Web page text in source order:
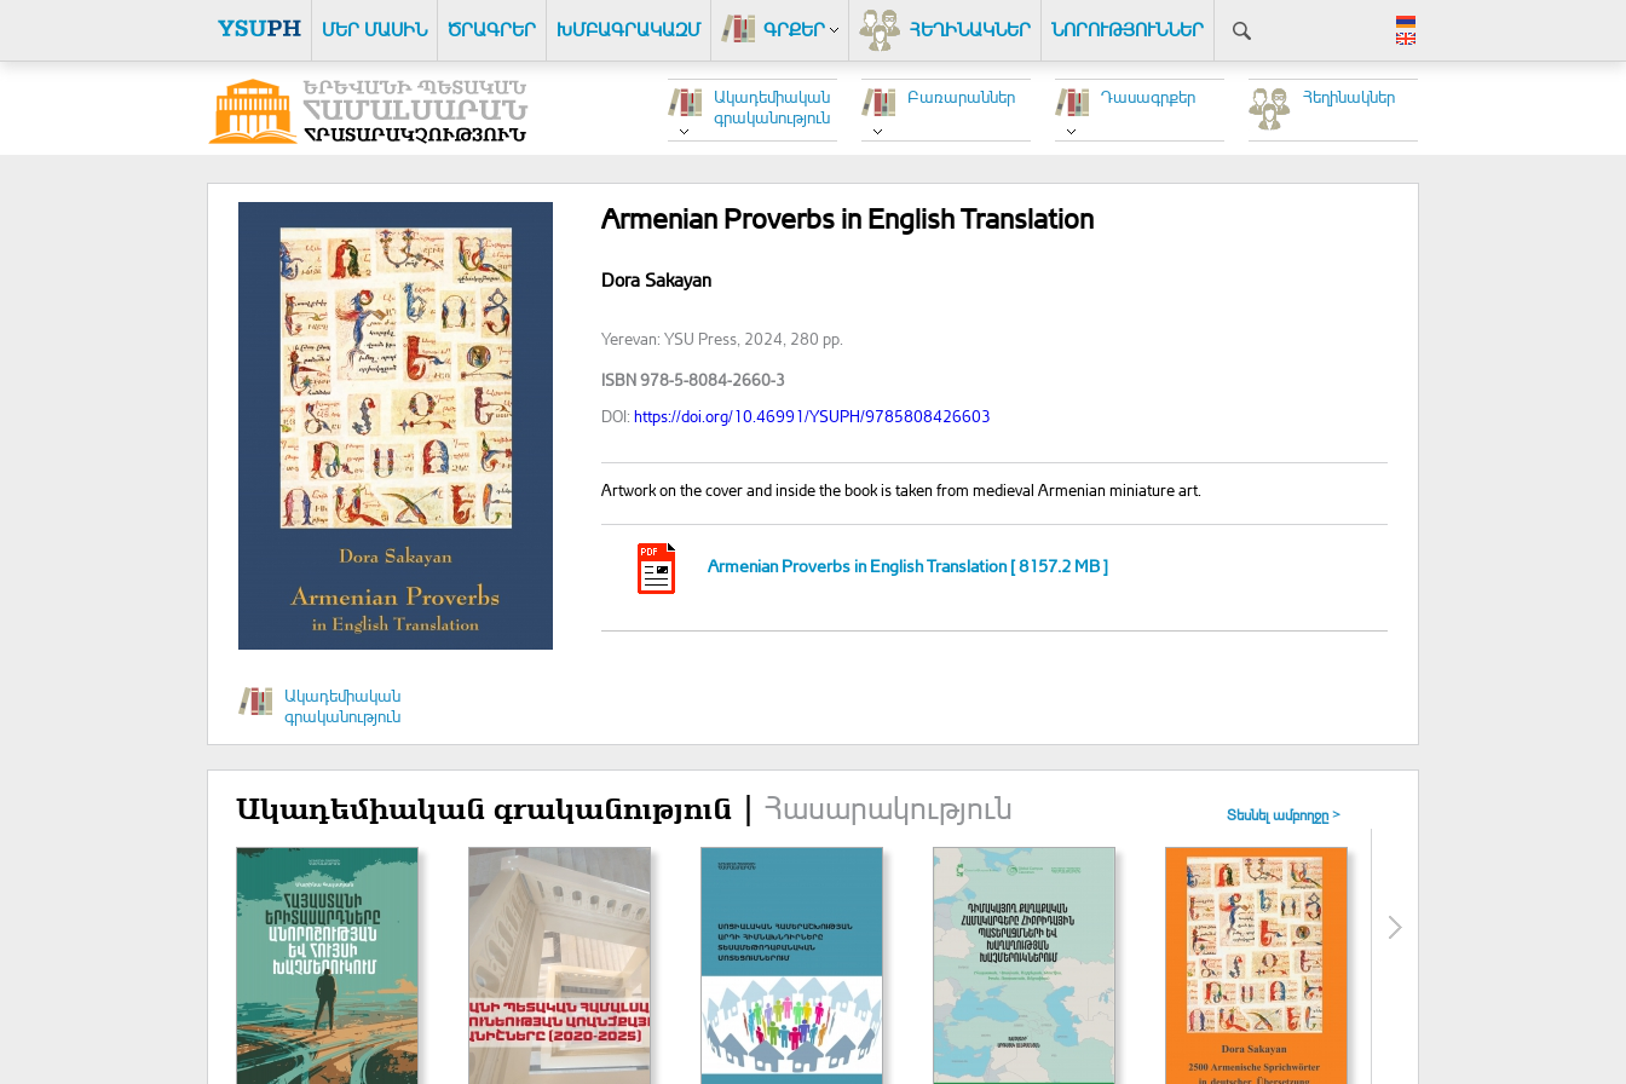
ՄԵՐ ՄԱՍԻՆ ԾՐԱԳՐԵՐ ԽՄԲԱԳՐԱԿԱԶՄ ԳՐՔԵՐ ՀԵՂԻՆԱԿՆԵՐ ՆՈՐՈՒԹՅՈՒՆՆԵՐ
Հեղինակներ
Դասագրքեր
Բառարաններ
Ակադեմիական
գրականություն
Ակադեմիական
գրականություն
Armenian Proverbs in English Translation
Dora Sakayan
Yerevan: YSU Press, 2024, 280 pp.
ISBN 978-5-8084-2660-3
DOI: https://doi.org/10.46991/YSUPH/9785808426603
Artwork on the cover and inside the book is taken from medieval Armenian miniature art.
Armenian Proverbs in English Translation [ 8157.2 MB ]
Ակադեմիական գրականություն | Հասարակություն Տեսնել ամբողջը >